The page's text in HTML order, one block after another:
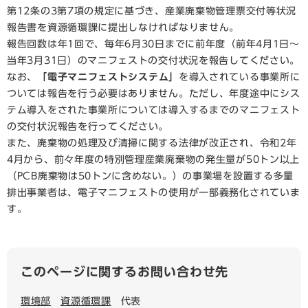
第12条の3第7項の規定に基づき、産業廃棄物管理票交付等状況
報告書を資源循環課に提出しなければなりません。
報告回数は年1回で、毎年6月30日までに前年度（前年4月1日～
当年3月31日）のマニフェストの交付状況を報告してください。
なお、
「電子マニフェストシステム」 を導入されている事業所に
ついては報告を行う必要はありません。ただし、年度途中にシス
テム導入をされた事業所については導入するまでのマニフェスト
の交付状況報告を行ってください。
また、廃棄物の処理及び清掃に関する法律が改正され、令和2年
4月から、前々年度の特別管理産業廃棄物の発生量が50トン以上
（PCB廃棄物は50トンに含めない。）の事業場を設置する多量
排出事業者は、電子マニフェストの使用が一部義務化されていま
す。
このページに関するお問い合わせ先
環境部 資源循環課 代表